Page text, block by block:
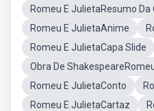
Romeu E JulietaResumo Da
Romeu E JulietaAnime
Romeu E JulietaCapa Slide
Obra De
Romeu E JulietaConto
Romeu E JulietaCartaz